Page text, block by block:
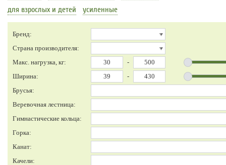
для взрослых и детей
усиленные
Бренд:
Страна производителя:
Макс. нагрузка, кг:
-
Ширина:
-
Брусья:
Веревочная лестница:
Гимнастические кольца:
Горка:
Канат:
Качели: